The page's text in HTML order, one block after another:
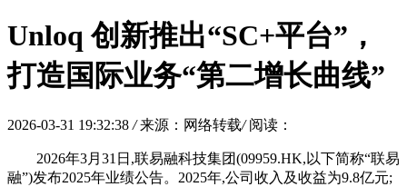
Unloq 创新推出“SC+平台”，
打造国际业务“第二增长曲线”
2026-03-31 19:32:38 / 来源：网络转载/ 阅读：
2026年3月31日,联易融科技集团(09959.HK,以下简称“联易
融”)发布2025年业绩公告。2025年,公司收入及收益为9.8亿元;